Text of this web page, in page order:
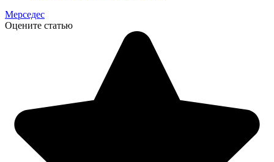
Мерседес
Оцените статью